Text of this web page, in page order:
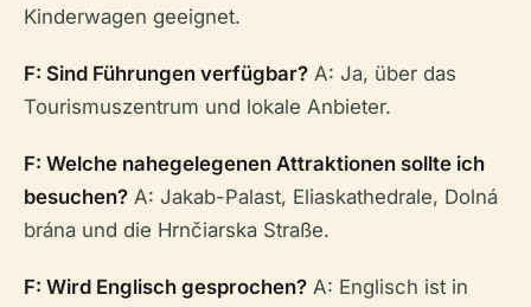
Kinderwagen geeignet.
F: Sind Führungen verfügbar? A: Ja, über das
Tourismuszentrum und lokale Anbieter.
F: Welche nahegelegenen Attraktionen sollte ich
besuchen? A: Jakab-Palast, Eliaskathedrale, Dolná
brána und die Hrnčiarska Straße.
F: Wird Englisch gesprochen? A: Englisch ist in